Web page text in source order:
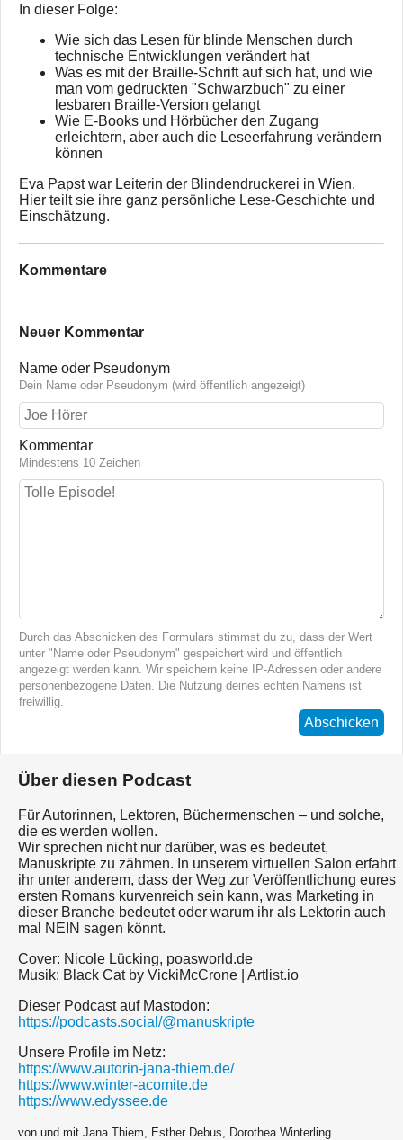
In dieser Folge:
Wie sich das Lesen für blinde Menschen durch
technische Entwicklungen verändert hat
Was es mit der Braille-Schrift auf sich hat, und wie
man vom gedruckten "Schwarzbuch" zu einer
lesbaren Braille-Version gelangt
Wie E-Books und Hörbücher den Zugang
erleichtern, aber auch die Leseerfahrung verändern
können
Eva Papst war Leiterin der Blindendruckerei in Wien.
Hier teilt sie ihre ganz persönliche Lese-Geschichte und
Einschätzung.
Kommentare
Neuer Kommentar
Name oder Pseudonym
Dein Name oder Pseudonym (wird öffentlich angezeigt)
Kommentar
Mindestens 10 Zeichen
Durch das Abschicken des Formulars stimmst du zu, dass der Wert
unter "Name oder Pseudonym" gespeichert wird und öffentlich
angezeigt werden kann. Wir speichern keine IP-Adressen oder andere
personenbezogene Daten. Die Nutzung deines echten Namens ist
freiwillig.
Abschicken
Über diesen Podcast
Für Autorinnen, Lektoren, Büchermenschen – und solche,
die es werden wollen.
Wir sprechen nicht nur darüber, was es bedeutet,
Manuskripte zu zähmen. In unserem virtuellen Salon erfahrt
ihr unter anderem, dass der Weg zur Veröffentlichung eures
ersten Romans kurvenreich sein kann, was Marketing in
dieser Branche bedeutet oder warum ihr als Lektorin auch
mal NEIN sagen könnt.
Cover: Nicole Lücking, poasworld.de
Musik: Black Cat by VickiMcCrone | Artlist.io
Dieser Podcast auf Mastodon:
https://podcasts.social/@manuskripte
Unsere Profile im Netz:
https://www.autorin-jana-thiem.de/
https://www.winter-acomite.de
https://www.edyssee.de
von und mit Jana Thiem, Esther Debus, Dorothea Winterling